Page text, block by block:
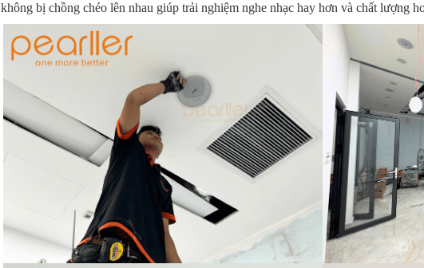
không bị chồng chéo lên nhau giúp trải nghiệm nghe nhạc hay hơn và chất lượng